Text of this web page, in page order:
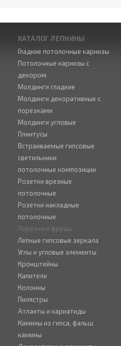
КАТАЛОГ ЛЕПНИНЫ
Гладкие потолочные карнизы
Потолочные карнизы с
декором
Молдинги гладкие
Молдинги декоративные с
порезками
Молдинги угловые
Плинтусы
Встраиваемые гипсовые
светильники
потолочные композиции
Розетки врезные
потолочные
Розетки накладные
потолочные
Порезки и фризы
Лепные гипсовые зеркала
Углы и угловые элементы
Кронштейны
Капители
Колонны
Пилястры
Атланты и кариатиды
Камины из гипса, фальш
камины